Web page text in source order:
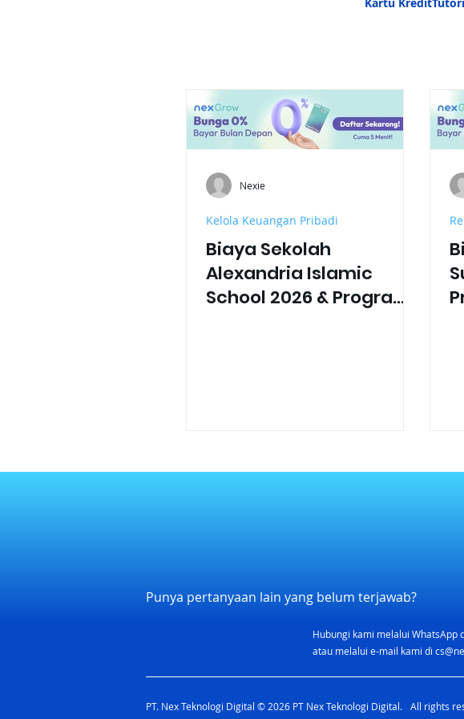
Biaya Sekolah
Alexandria Islamic
School 2026 & Program
Kelola Keuangan Pribadi
Nexie
Punya pertanyaan lain yang belum terjawab?
Hubungi kami melalui WhatsApp
atau melalui e-mail kami di
PT. Nex Teknologi Digital © 2026 PT Nex Teknologi Digital. All rights